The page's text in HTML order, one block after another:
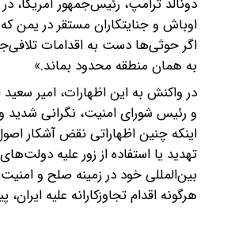
دونالد ترامپ، رئیس‌جمهور
اوباش و جنایتکاران مستقر در
اگر حوثی‌ها دست به اقدامات
به همان منطقه محدود بماند.»
در واکنش به این اظهارات، امیر
و رئیس شورای امنیت، نگرانی شدید
تهدید یا استفاده از زور علیه
بین‌المللی خود در زمینه صلح و
هرگونه اقدام تجاوزکارانه علیه